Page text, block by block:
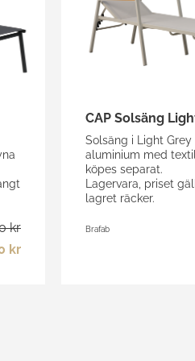
kr
kr
CAP Solsäng
Solsäng i Light Grey
aluminium med
köpes separat.
Lagervara, priset
lagret räcker.
Brafab